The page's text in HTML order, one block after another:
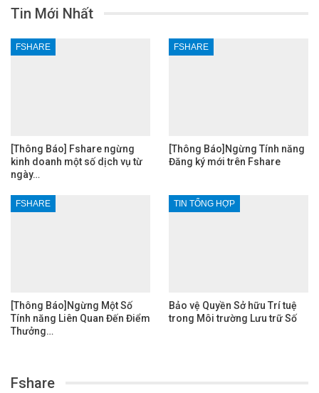
Tin Mới Nhất
FSHARE
[Thông Báo] Fshare ngừng
kinh doanh một số dịch vụ từ
ngày…
FSHARE
[Thông Báo]Ngừng Tính năng
Đăng ký mới trên Fshare
FSHARE
[Thông Báo]Ngừng Một Số
Tính năng Liên Quan Đến Điểm
Thưởng…
TIN TỔNG HỢP
Bảo vệ Quyền Sở hữu Trí tuệ
trong Môi trường Lưu trữ Số
Fshare